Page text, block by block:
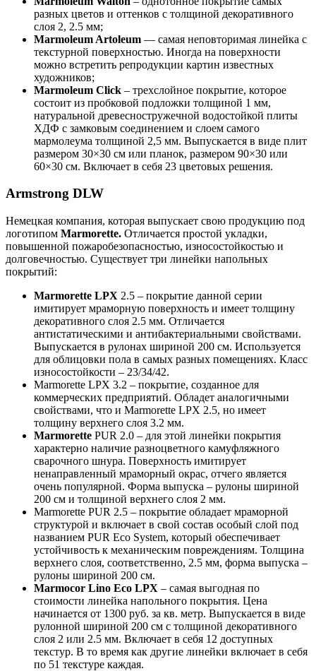
разных цветов и оттенков с толщиной декоративного
слоя 2, 2.5 мм;
Marmoleum Artoleum — самая неповторимая линейка с
текстурной поверхностью. Иногда на поверхности
можно встретить репродукции картин известных
художников;
Marmoleum Click – трехслойное покрытие, которое
состоит из пробковой подложки толщиной 1 мм,
натуральной древесностружечной водостойкой плиты
ХДФ с замковым соединением и слоем самого
мармолеума толщиной 2,5 мм. Выпускается в виде плит
размером 30×30 см или планок, размером 90×30 или
60×30 см. Включает в себя 23 цветовых решения.
Armstrong DLW
Немецкая компания, которая выпускает свою продукцию под
логотипом Marmorette. Отличается простой укладки,
повышенной пожаробезопасностью, износостойкостью и
долговечностью. Существует три линейки напольных
покрытий:
Marmorette LPX 2.5 – покрытие данной серии
имитирует мраморную поверхность и имеет толщину
декоративного слоя 2.5 мм. Отличается
антистатическими и антибактериальными свойствами.
Выпускается в рулонах шириной 200 см. Используется
для облицовки пола в самых разных помещениях. Класс
износостойкости – 23/34/42.
Marmorette LPX 3.2 – покрытие, созданное для
коммерческих предприятий. Обладет аналогичными
свойствами, что и Marmorette LPX 2.5, но имеет
толщину верхнего слоя 3.2 мм.
Marmorette PUR 2.0 – для этой линейки покрытия
характерно наличие разноцветного камуфляжного
сварочного шнура. Поверхность имитирует
ненаправленный мраморный окрас, отчего является
очень популярной. Форма выпуска – рулоны шириной
200 см и толщиной верхнего слоя 2 мм.
Marmorette PUR 2.5 – покрытие обладает мраморной
структурой и включает в свой состав особый слой под
названием PUR Eco System, который обеспечивает
устойчивость к механическим повреждениям. Толщина
верхнего слоя, соответственно, 2.5 мм, форма выпуска –
рулоны шириной 200 см.
Marmocor Lino Eco LPX – самая выгодная по
стоимости линейка напольного покрытия. Цена
начинается от 1300 руб. за кв. метр. Выпускается в виде
рулонной шириной 200 см с толщиной декоративного
слоя 2 или 2.5 мм. Включает в себя 12 доступных
текстур. В то время как другие линейки включает в себя
по 51 текстуре каждая.